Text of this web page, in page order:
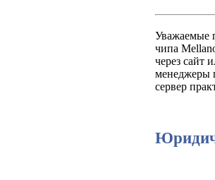
Уважаемые
чипа
через сайт
менеджеры
сервер